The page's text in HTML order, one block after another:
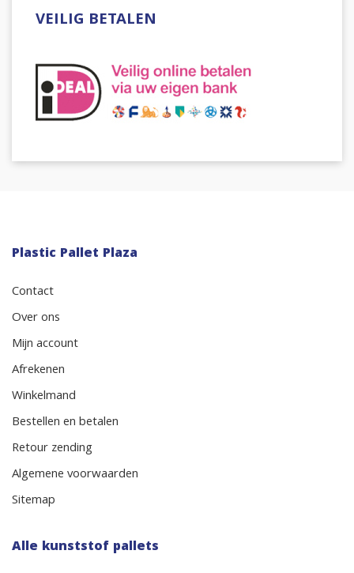
VEILIG BETALEN
Plastic Pallet Plaza
Contact
Over ons
Mijn account
Afrekenen
Winkelmand
Bestellen en betalen
Retour zending
Algemene voorwaarden
Sitemap
Alle kunststof pallets